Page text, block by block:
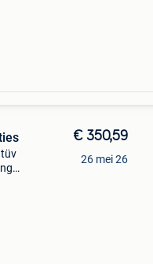
€ 350,59
26 mei 26